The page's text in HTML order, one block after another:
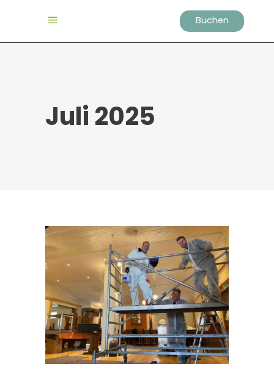
Buchen
Juli 2025